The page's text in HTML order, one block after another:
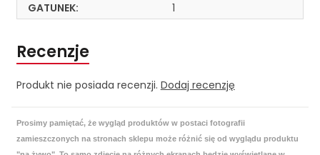
GATUNEK:
1
Recenzje
Produkt nie posiada recenzji. Dodaj recenzję
Prosimy pamiętać, że wygląd produktów w postaci fotografii
zamieszczonych na stronach sklepu może różnić się od wyglądu produktu